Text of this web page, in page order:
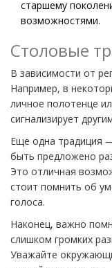
старшему
возможностями.
Столовые
В зависимости от
Например, в
личное полотенце
сигнализирует
Еще одна традиция
быть предложено
Это отличная
стоит помнить об
голоса.
Наконец, важно
слишком громких
Уважайте